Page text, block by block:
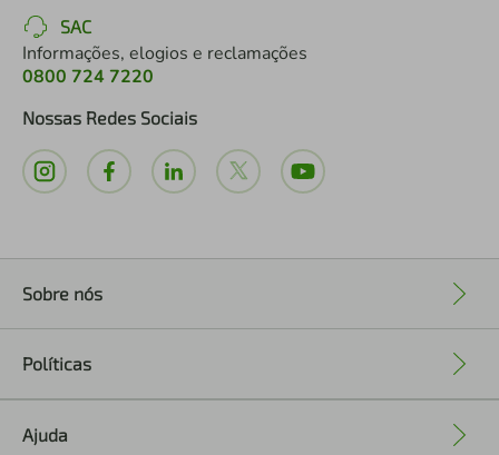
SAC
Informações, elogios e reclamações
0800 724 7220
Nossas Redes Sociais
Sobre nós
Políticas
Ajuda